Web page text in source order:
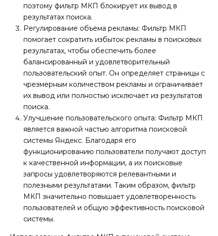
поэтому фильтр МКП блокирует их вывод в
результатах поиска.
Регулирование объема рекламы: Фильтр МКП
помогает сократить избыток рекламы в поисковых
результатах, чтобы обеспечить более
балансированный и удовлетворительный
пользовательский опыт. Он определяет страницы с
чрезмерным количеством рекламы и ограничивает
их вывод или полностью исключает из результатов
поиска.
Улучшение пользовательского опыта: Фильтр МКП
является важной частью алгоритма поисковой
системы Яндекс. Благодаря его
функционированию пользователи получают доступ
к качественной информации, а их поисковые
запросы удовлетворяются релевантными и
полезными результатами. Таким образом, фильтр
МКП значительно повышает удовлетворенность
пользователей и общую эффективность поисковой
системы.